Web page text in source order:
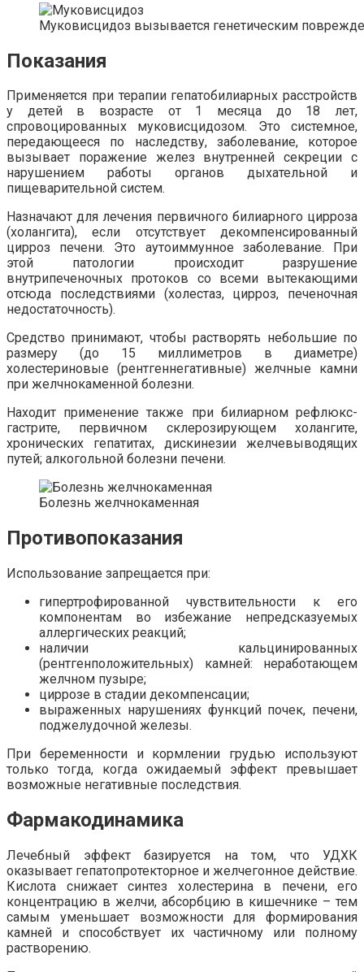
Муковисцидоз вызывается генетическим
Показания
Применяется при терапии гепатобилиарных расстройств
у детей в возрасте от 1 месяца до 18 лет,
спровоцированных муковисцидозом. Это системное,
передающееся по наследству, заболевание, которое
вызывает поражение желез внутренней секреции с
нарушением работы органов дыхательной и
пищеварительной систем.
Назначают для лечения первичного билиарного цирроза
(холангита), если отсутствует декомпенсированный
цирроз печени. Это аутоиммунное заболевание. При
этой патологии происходит разрушение
внутрипеченочных протоков со всеми вытекающими
отсюда последствиями (холестаз, цирроз, печеночная
недостаточность).
Средство принимают, чтобы растворять небольшие по
размеру (до 15 миллиметров в диаметре)
холестериновые (рентгеннегативные) желчные камни
при желчнокаменной болезни.
Находит применение также при билиарном рефлюкс-
гастрите, первичном склерозирующем холангите,
хронических гепатитах, дискинезии желчевыводящих
путей; алкогольной болезни печени.
Болезнь желчнокаменная
Противопоказания
Использование запрещается при:
гипертрофированной чувствительности к его
компонентам во избежание непредсказуемых
аллергических реакций;
наличии кальцинированных
(рентгенположительных) камней: неработающем
желчном пузыре;
циррозе в стадии декомпенсации;
выраженных нарушениях функций почек, печени,
поджелудочной железы.
При беременности и кормлении грудью используют
только тогда, когда ожидаемый эффект превышает
возможные негативные последствия.
Фармакодинамика
Лечебный эффект базируется на том, что УДХК
оказывает гепатопротекторное и желчегонное действие.
Кислота снижает синтез холестерина в печени, его
концентрацию в желчи, абсорбцию в кишечнике – тем
самым уменьшает возможности для формирования
камней и способствует их частичному или полному
растворению.